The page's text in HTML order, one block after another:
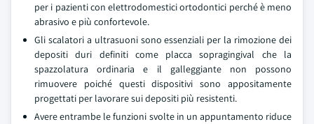
per i pazienti con elettrodomestici ortodontici perché è meno
abrasivo e più confortevole.
Gli scalatori a ultrasuoni sono essenziali per la rimozione dei
depositi duri definiti come placca sopragingival che la
spazzolatura ordinaria e il galleggiante non possono
rimuovere poiché questi dispositivi sono appositamente
progettati per lavorare sui depositi più resistenti.
Avere entrambe le funzioni svolte in un appuntamento riduce